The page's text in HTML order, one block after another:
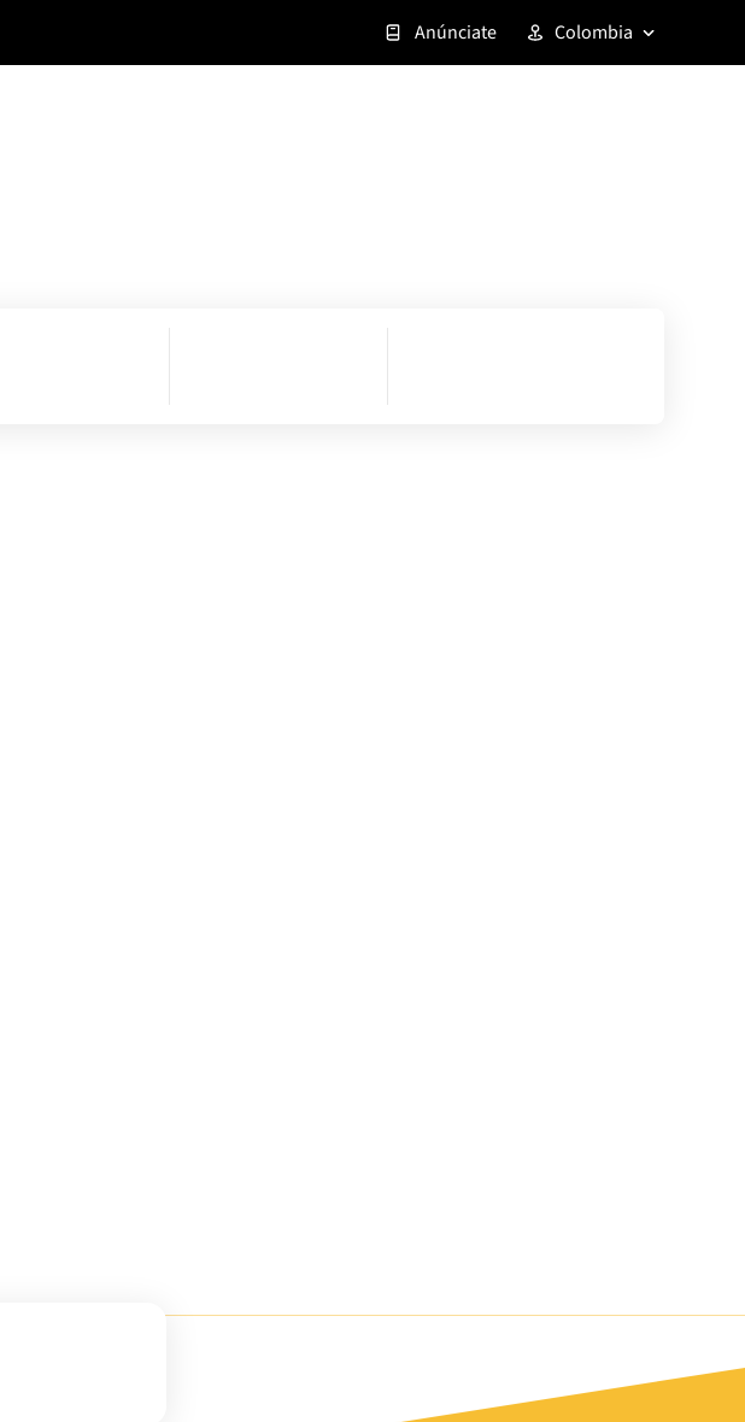
Anúnciate Colombia